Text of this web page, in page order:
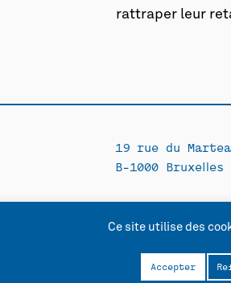
rattraper leur
19 rue du
B-1000 Bruxelles
Ce site utilise des
Accepter